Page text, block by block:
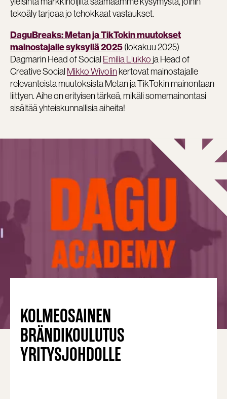
tekoäly tarjoaa jo tehokkaat vastaukset.
DaguBreaks: Metan ja TikTokin muutokset
mainostajalle syksyllä 2025(lokakuu 2025)
Dagmarin Head of Social Emilia Liukko ja Head of
Creative Social Mikko Wivolinkertovat mainostajalle
relevanteista muutoksista Metan ja TikTokin mainontaan
liittyen. Aihe on erityisen tärkeä, mikäli somemainontasi
sisältää yhteiskunnallisia aiheita!
KOLMEOSAINEN
BRÄNDIKOULUTUS
YRITYSJOHDOLLE